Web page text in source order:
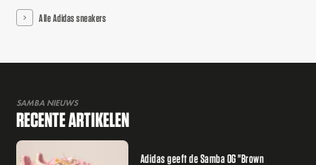
Alle Adidas sneakers
SAMBA NIEUWS
RECENTE ARTIKELEN
Adidas geeft de Samba OG "Brown